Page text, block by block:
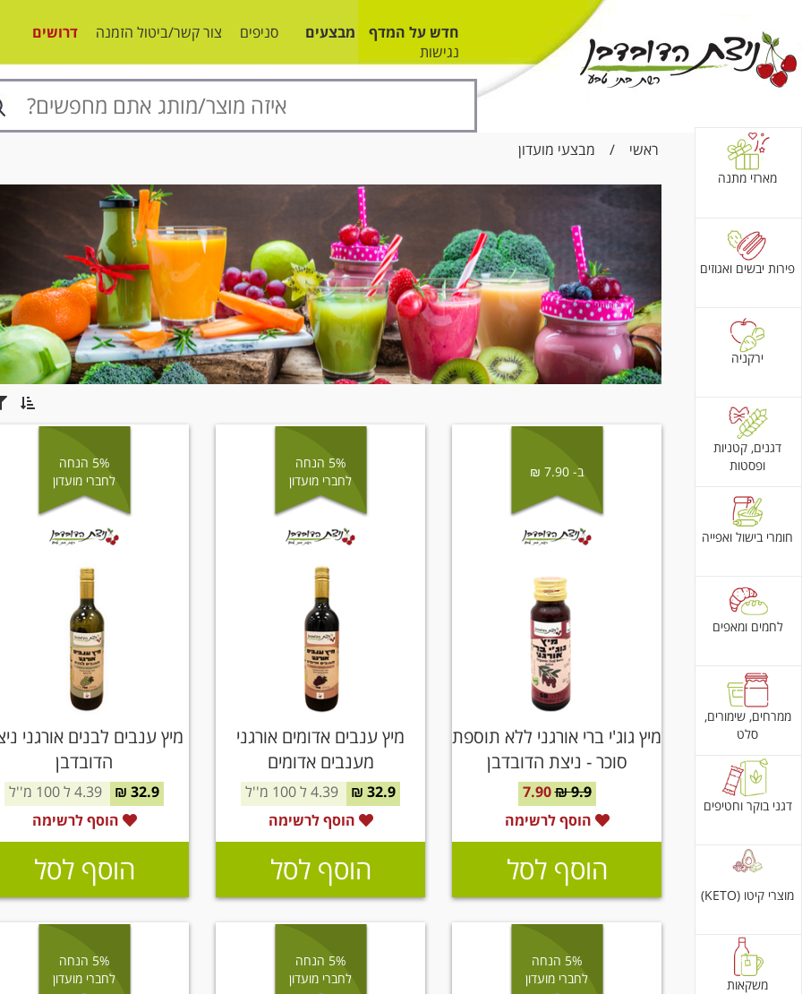
חדש על המדף מבצעים סניפים צור קשר/ביטול הזמנה
דרושים
נגישות
ראשי / מבצעי מועדון
מארזי מתנה
פירות יבשים ואגוזים
ירקניה
דגנים, קטניות
ופסטות
חומרי בישול ואפייה
לחמים ומאפים
ממרחים, שימורים,
סלט
דגני בוקר וחטיפים
מוצרי קיטו (KETO)
משקאות
ב- 7.90 ₪
מיץ גוג'י ברי אורגני ללא תוספת
סוכר - ניצת הדובדבן
9.9 ₪
7.90
הוסף לרשימה
הוסף לסל
5% הנחה
לחברי מועדון
מיץ ענבים אדומים אורגני
מענבים אדומים
32.9 ₪
הוסף לרשימה
הוסף לסל
5% הנחה
לחברי מועדון
מיץ ענבים לבנים אורגני
הדובדבן
32.9 ₪
הוסף לרשימה
הוסף לסל
5% הנחה
לחברי מועדון
5% הנחה
לחברי מועדון
5% הנחה
לחברי מועדון